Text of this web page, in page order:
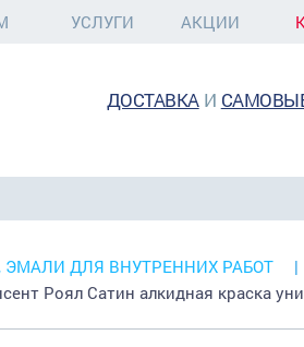
УСЛУГИ АКЦИИ
ДОСТАВКАИ
ЭМАЛИ ДЛЯ ВНУТРЕННИХ РАБОТ
Роял Сатин алкидная краска